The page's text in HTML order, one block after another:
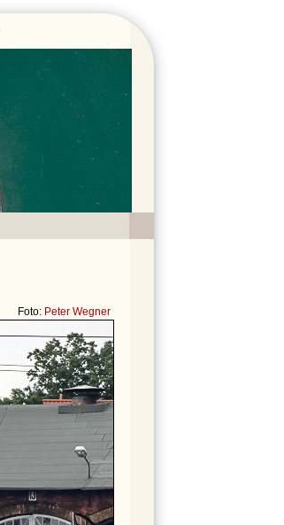
Foto: Peter Wegner